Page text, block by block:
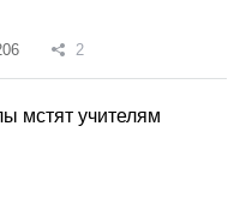
2
мстят учителям